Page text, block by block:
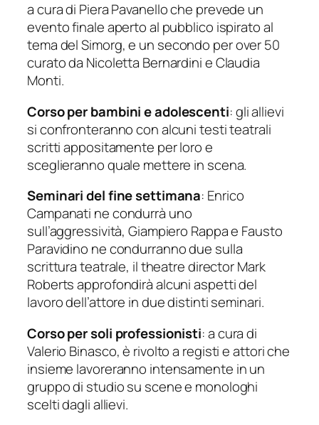
a cura di Piera Pavanello che prevede un
evento finale aperto al pubblico ispirato al
tema delSimorg,e un secondo per over 50
curato da Nicoletta Bernardini e Claudia
Monti.
Corso per bambini e adolescenti: gli allievi
si confronteranno con alcuni testi teatrali
scritti appositamente per loro e
sceglieranno quale mettere in scena.
Seminari del fine settimana: Enrico
Campanati ne condurrà uno
sull’aggressività, Giampiero Rappa e Fausto
Paravidino ne condurranno due sulla
scrittura teatrale, il theatre director Mark
Roberts approfondirà alcuni aspetti del
lavoro dell’attore in due distinti seminari.
Corso per soli professionisti: a cura di
Valerio Binasco, è rivolto a registi e attori che
insieme lavoreranno intensamente in un
gruppo di studio su scene e monologhi
scelti dagli allievi.